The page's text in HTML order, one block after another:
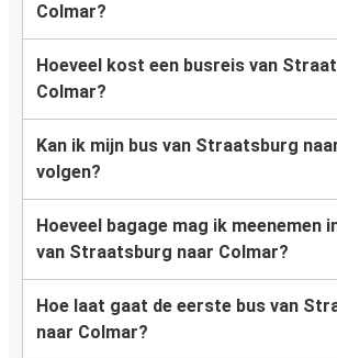
Colmar?
Hoeveel kost een busreis van
Colmar?
Kan ik mijn bus van Straatsburg
volgen?
Hoeveel bagage mag ik meenemen
van Straatsburg naar Colmar?
Hoe laat gaat de eerste bus van
naar Colmar?